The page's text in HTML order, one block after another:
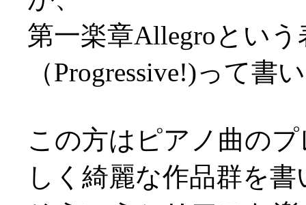
第一楽章Allegroとい
（Progressive!)って書
この方はピアノ曲の
しく綺麗な作品群を